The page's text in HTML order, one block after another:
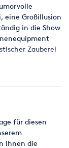
eine Großillusion
in die Show
Zauberei
sind
auf
starten eine
für diesen
Ihnen die